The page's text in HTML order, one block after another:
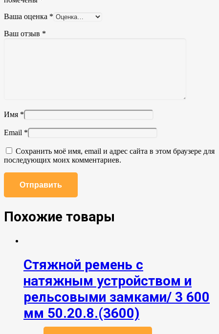
Ваша оценка *
Ваш отзыв *
Имя *
Email *
Сохранить моё имя, email и адрес сайта в этом браузере для
последующих моих комментариев.
Похожие товары
Стяжной ремень с
натяжным устройством и
рельсовыми замками/ 3 600
мм 50.20.8.(3600)